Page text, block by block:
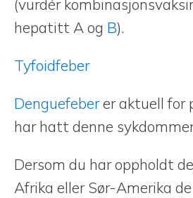
(vurdér
hepatitt A og B).
Tyfoidfeber
Denguefeberer aktuell for
har hatt denne
Dersom du har oppholdt
Afrika eller Sør-Amerika